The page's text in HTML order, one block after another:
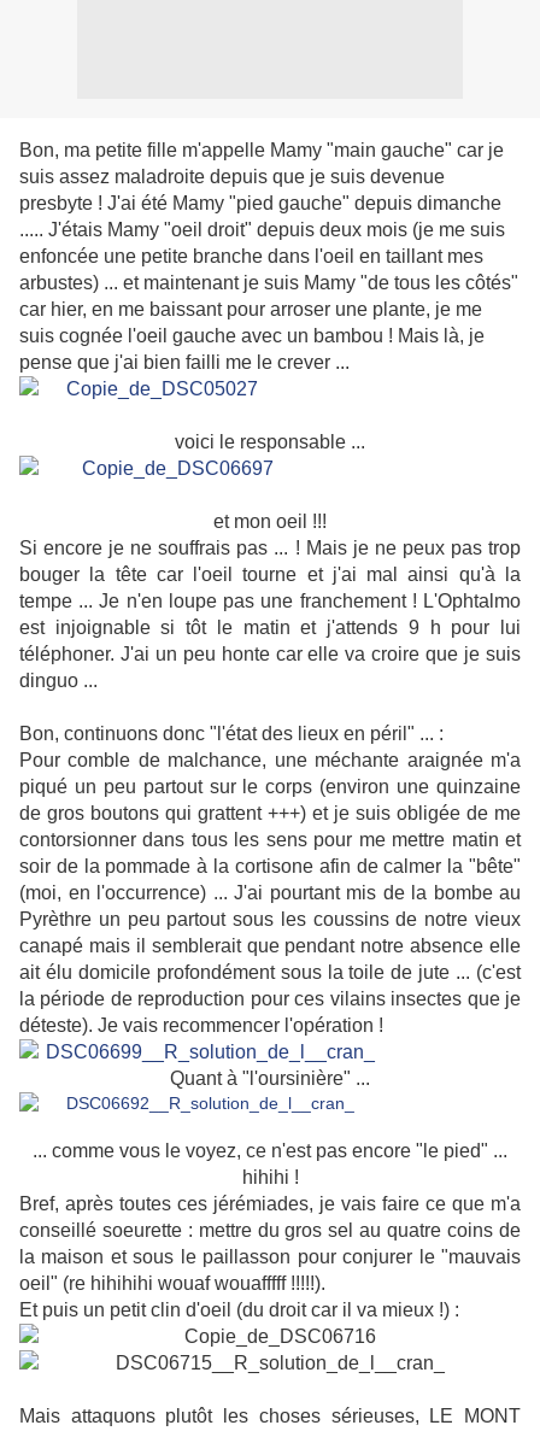
Bon, ma petite fille m'appelle Mamy "main gauche" car je
suis assez maladroite depuis que je suis devenue
presbyte ! J'ai été Mamy "pied gauche" depuis dimanche
..... J'étais Mamy "oeil droit" depuis deux mois (je me suis
enfoncée une petite branche dans l'oeil en taillant mes
arbustes) ... et maintenant je suis Mamy "de tous les côtés"
car hier, en me baissant pour arroser une plante, je me
suis cognée l'oeil gauche avec un bambou ! Mais là, je
pense que j'ai bien failli me le crever ...
voici le responsable ...
et mon oeil !!!
Si encore je ne souffrais pas ... ! Mais je ne peux pas trop
bouger la tête car l'oeil tourne et j'ai mal ainsi qu'à la
tempe ... Je n'en loupe pas une franchement ! L'Ophtalmo
est injoignable si tôt le matin et j'attends 9 h pour lui
téléphoner. J'ai un peu honte car elle va croire que je suis
dinguo ...
Bon, continuons donc "l'état des lieux en péril" ... :
Pour comble de malchance, une méchante araignée m'a
piqué un peu partout sur le corps (environ une quinzaine
de gros boutons qui grattent +++) et je suis obligée de me
contorsionner dans tous les sens pour me mettre matin et
soir de la pommade à la cortisone afin de calmer la "bête"
(moi, en l'occurrence) ... J'ai pourtant mis de la bombe au
Pyrèthre un peu partout sous les coussins de notre vieux
canapé mais il semblerait que pendant notre absence elle
ait élu domicile profondément sous la toile de jute ... (c'est
la période de reproduction pour ces vilains insectes que je
déteste). Je vais recommencer l'opération !
Quant à "l'oursinière" ...
... comme vous le voyez, ce n'est pas encore "le pied" ...
hihihi !
Bref, après toutes ces jérémiades, je vais faire ce que m'a
conseillé soeurette : mettre du gros sel au quatre coins de
la maison et sous le paillasson pour conjurer le "mauvais
oeil" (re hihihihi wouaf wouafffff !!!!!).
Et puis un petit clin d'oeil (du droit car il va mieux !) :
Mais attaquons plutôt les choses sérieuses, LE MONT